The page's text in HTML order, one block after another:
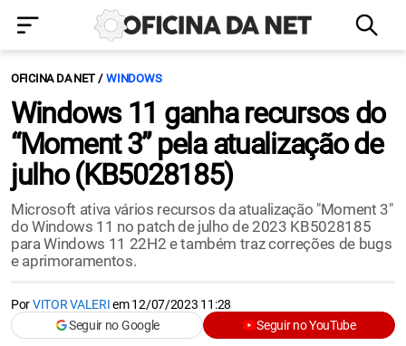
OFICINA DA NET WINDOWS
Windows 11 ganha recursos do
“Moment 3” pela atualização de
julho (KB5028185)
Microsoft ativa vários recursos da atualização "Moment 3"
do Windows 11 no patch de julho de 2023 KB5028185
para Windows 11 22H2 e também traz correções de bugs
e aprimoramentos.
PorVITOR VALERIem12/07/2023 11:28
Seguir no Google
Seguir no YouTube